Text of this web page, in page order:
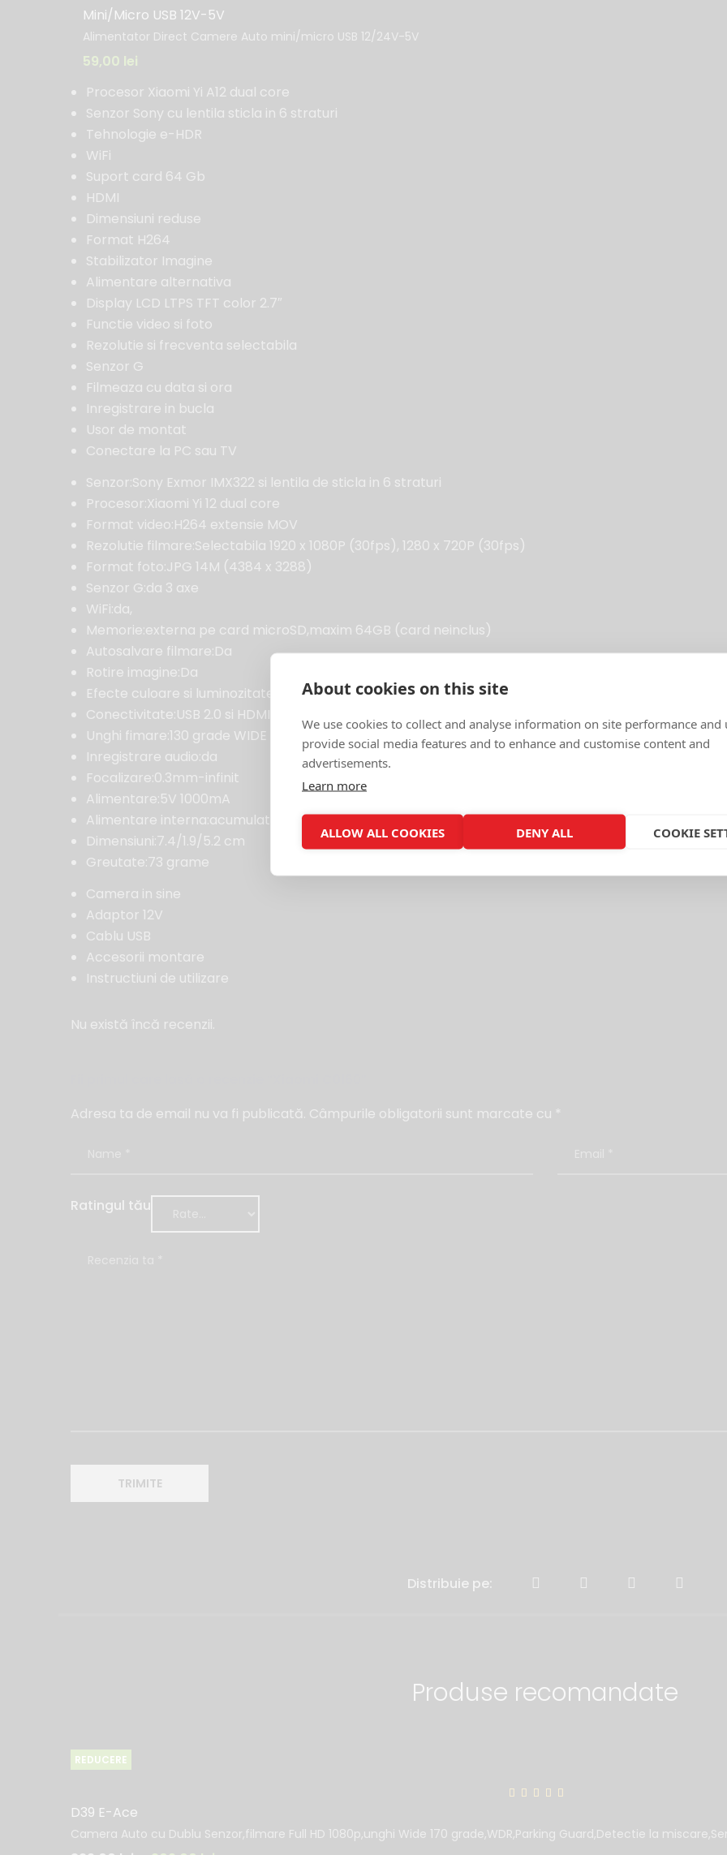
Mini/Micro USB 12V-5V
Alimentator Direct Camere Auto mini/micro USB 12/24V-5V
59,00 lei
Procesor Xiaomi Yi A12 dual core
Senzor Sony cu lentila sticla in 6 straturi
Tehnologie e-HDR
WiFi
Suport card 64 Gb
HDMI
Dimensiuni reduse
Format H264
Stabilizator Imagine
Alimentare alternativa
Display LCD LTPS TFT color 2.7″
Functie video si foto
Rezolutie si frecventa selectabila
Senzor G
Filmeaza cu data si ora
Inregistrare in bucla
Usor de montat
Conectare la PC sau TV
Senzor:Sony Exmor IMX322 si lentila de sticla in 6 straturi
Procesor:Xiaomi Yi 12 dual core
Format video:H264 extensie MOV
Rezolutie filmare:Selectabila 1920 x 1080P (30fps), 1280 x 720P (30fps)
Format foto:JPG 14M (4384 x 3288)
Senzor G:da 3 axe
WiFi:da,
Memorie:externa pe card microSD,maxim 64GB (card neinclus)
Autosalvare filmare:Da
Rotire imagine:Da
Efecte culoare si luminozitate:Da,selectabil
Conectivitate:USB 2.0 si HDMI
Unghi fimare:130 grade WIDE Focus
Inregistrare audio:da
Focalizare:0.3mm-infinit
Alimentare:5V 1000mA
Alimentare interna:acumulator 240 mAh
Dimensiuni:7.4/1.9/5.2 cm
Greutate:73 grame
Camera in sine
Adaptor 12V
Cablu USB
Accesorii montare
Instructiuni de utilizare
Nu există încă recenzii.
Adresa ta de email nu va fi publicată. Câmpurile obligatorii sunt marcate cu *
Ratingul tău
Distribuie pe:
Produse recomandate
REDUCERE
D39 E-Ace
Camera Auto cu Dublu Senzor,filmare Full HD 1080p,unghi Wide 170 grade,WDR,Parking Guard,Detectie la
About cookies on this site
We use cookies to collect and analyse information on site performance and
provide social media features and to enhance and customise content and
advertisements.
Learn more
ALLOW ALL COOKIES DENY ALL COOKIE